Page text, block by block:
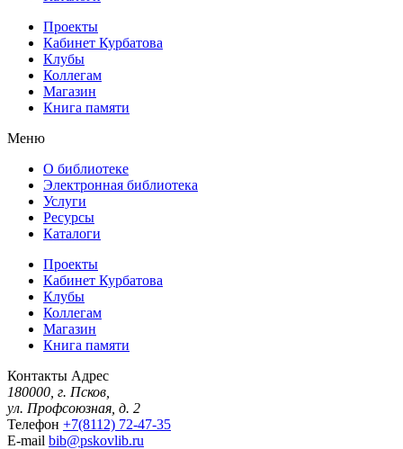
Проекты
Кабинет Курбатова
Клубы
Коллегам
Магазин
Книга памяти
Меню
О библиотеке
Электронная библиотека
Услуги
Ресурсы
Каталоги
Проекты
Кабинет Курбатова
Клубы
Коллегам
Магазин
Книга памяти
Контакты Адрес
180000, г. Псков,
ул. Профсоюзная, д. 2
Телефон +7(8112) 72-47-35
E-mail bib@pskovlib.ru